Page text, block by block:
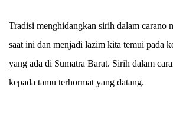
Tradisi menghidangkan sirih dalam carano
saat ini dan menjadi lazim kita temui pada
yang ada di Sumatra Barat. Sirih dalam
kepada tamu terhormat yang datang.